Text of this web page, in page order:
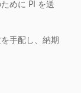
めに PI を送
手配し、納期